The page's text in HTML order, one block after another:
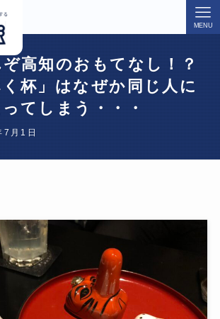
MENU
高知のおもてなし！？
杯」はなぜか同じ人に
てしまう・・・
7月1日